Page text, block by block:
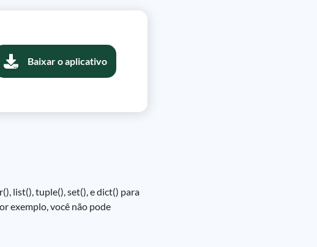
Baixar o aplicativo
list(), tuple(), set(), e dict() para
exemplo, você não pode